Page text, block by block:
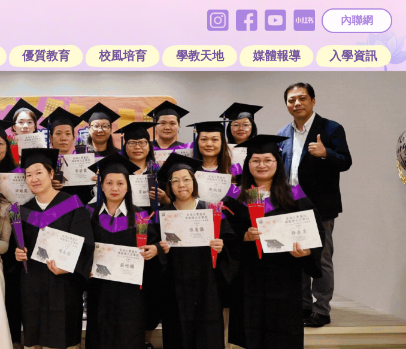
內聯網
優質教育 校風培育 學教天地 媒體報導 入學資訊